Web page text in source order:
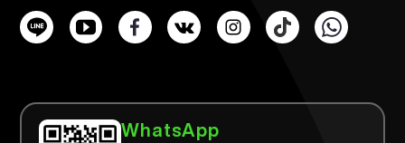
WhatsApp